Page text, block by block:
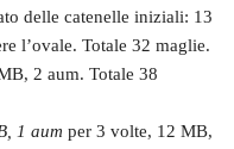
delle catenelle iniziali: 13
l’ovale. Totale 32 maglie.
2 aum. Totale 38
1 aum per 3 volte, 12 MB,